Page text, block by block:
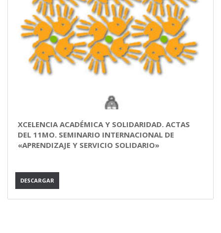
XCELENCIA ACADÉMICA Y SOLIDARIDAD. ACTAS
DEL 11MO. SEMINARIO INTERNACIONAL DE
«APRENDIZAJE Y SERVICIO SOLIDARIO»
DESCARGAR